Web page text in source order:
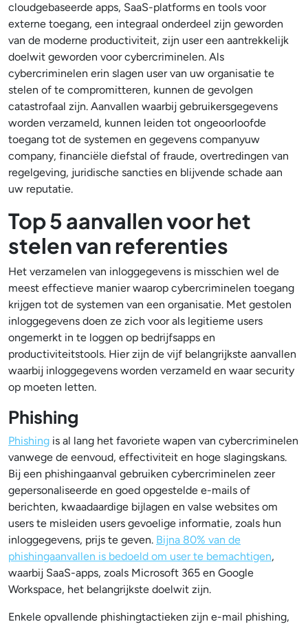
cloudgebaseerde apps, SaaS-platforms en tools voor
externe toegang, een integraal onderdeel zijn geworden
van de moderne productiviteit, zijn user een aantrekkelijk
doelwit geworden voor cybercriminelen. Als
cybercriminelen erin slagen user van uw organisatie te
stelen of te compromitteren, kunnen de gevolgen
catastrofaal zijn. Aanvallen waarbij gebruikersgegevens
worden verzameld, kunnen leiden tot ongeoorloofde
toegang tot de systemen en gegevens companyuw
company, financiële diefstal of fraude, overtredingen van
regelgeving, juridische sancties en blijvende schade aan
uw reputatie.
Top 5 aanvallen voor het
stelen van referenties
Het verzamelen van inloggegevens is misschien wel de
meest effectieve manier waarop cybercriminelen toegang
krijgen tot de systemen van een organisatie. Met gestolen
inloggegevens doen ze zich voor als legitieme users
ongemerkt in te loggen op bedrijfsapps en
productiviteitstools. Hier zijn de vijf belangrijkste aanvallen
waarbij inloggegevens worden verzameld en waar security
op moeten letten.
Phishing
Phishing is al lang het favoriete wapen van cybercriminelen
vanwege de eenvoud, effectiviteit en hoge slagingskans.
Bij een phishingaanval gebruiken cybercriminelen zeer
gepersonaliseerde en goed opgestelde e-mails of
berichten, kwaadaardige bijlagen en valse websites om
users te misleiden users gevoelige informatie, zoals hun
inloggegevens, prijs te geven. Bijna 80% van de
phishingaanvallen is bedoeld om user te bemachtigen,
waarbij SaaS-apps, zoals Microsoft 365 en Google
Workspace, het belangrijkste doelwit zijn.
Enkele opvallende phishingtactieken zijn e-mail phishing,